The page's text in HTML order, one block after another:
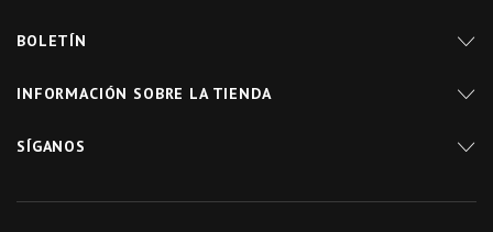
BOLETÍN
INFORMACIÓN SOBRE LA TIENDA
SÍGANOS